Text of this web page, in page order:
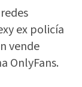
ex policía
vende
OnlyFans.